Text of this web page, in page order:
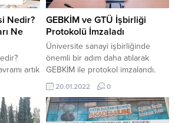
kullanıcılarla iletişim ve proje
yönetimi yapabilir. Geliştirilen
yazılımın tasarım, planlama, analiz,
programlama ve...
Nedir?
Ne
artık
Kimse
GEBKİM ve GTÜ İşbirliği
Protokolü İmzaladı
Üniversite sanayi işbirliğinde
önemli bir adım daha atılarak
GEBKİM ile protokol imzalandı.
Türkiye’nin ilk kimya ihtisas
organize sanayi
bölgesi GEBKİM OSB ve
Türkiye’nin Araştırma Üniversitesi
20.01.2022 0